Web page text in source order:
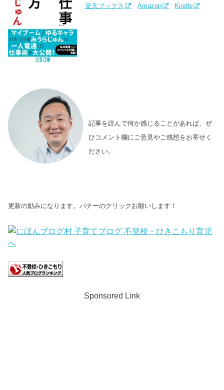
楽天ブックス
Amazon Kindle
記事を読んで何か感じることがあれば、ぜ
ひコメント欄にご意見やご感想をお寄せく
ださい。
更新の励みになります。バナーのクリックお願いします！
Sponsored Link